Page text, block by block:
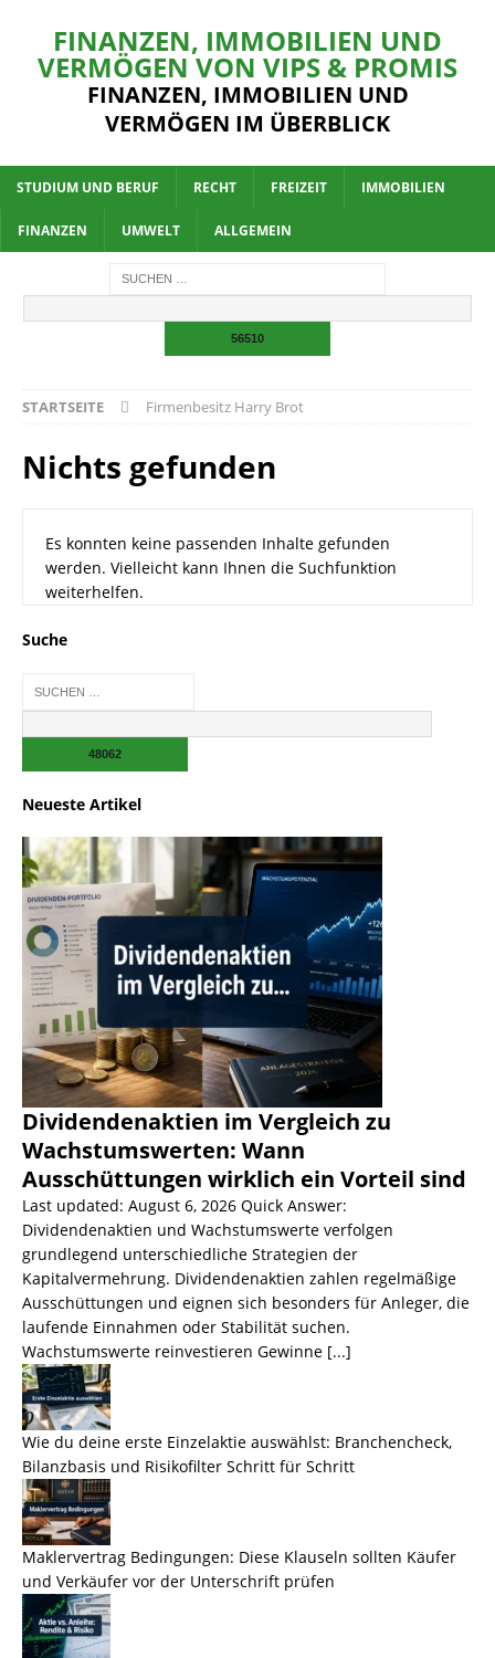
FINANZEN, IMMOBILIEN UND
VERMÖGEN VON VIPS & PROMIS
FINANZEN, IMMOBILIEN UND
VERMÖGEN IM ÜBERBLICK
STUDIUM UND BERUF RECHT FREIZEIT IMMOBILIEN
FINANZEN UMWELT ALLGEMEIN
STARTSEITE Firmenbesitz Harry Brot
Nichts gefunden
Es konnten keine passenden Inhalte gefunden
werden. Vielleicht kann Ihnen die Suchfunktion
weiterhelfen.
Suche
Neueste Artikel
Dividendenaktien im Vergleich zu
Wachstumswerten: Wann
Ausschüttungen wirklich ein Vorteil sind
Last updated: August 6, 2026 Quick Answer:
Dividendenaktien und Wachstumswerte verfolgen
grundlegend unterschiedliche Strategien der
Kapitalvermehrung. Dividendenaktien zahlen regelmäßige
Ausschüttungen und eignen sich besonders für Anleger, die
laufende Einnahmen oder Stabilität suchen.
Wachstumswerte reinvestieren Gewinne [...]
Wie du deine erste Einzelaktie auswählst: Branchencheck,
Bilanzbasis und Risikofilter Schritt für Schritt
Maklervertrag Bedingungen: Diese Klauseln sollten Käufer
und Verkäufer vor der Unterschrift prüfen